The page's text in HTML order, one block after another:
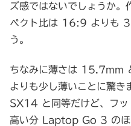
ズ感ではないでしょうか
ペクト比は 16:9 よりも
う。
ちなみに薄さは 15.7mm
よりも少し薄いことに驚
SX14 と同等だけど、フッ
高い分 Laptop Go 3 のほ